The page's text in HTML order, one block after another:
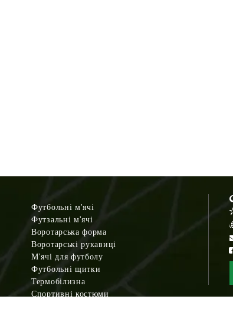
Футбольні м'ячі
Футзальні м'ячі
Воротарська форма
Воротарські рукавиці
М'ячі для футболу
Футбольні щитки
Термобілизна
Спортивні костюми